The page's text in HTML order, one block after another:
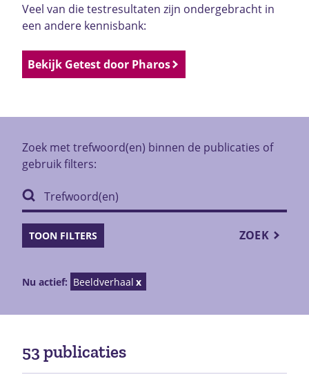
Veel van die testresultaten zijn ondergebracht in
een andere kennisbank:
Bekijk Getest door Pharos
Zoek met trefwoord(en) binnen de publicaties of
gebruik filters:
ZOEK
TOON FILTERS
Nu actief: Beeldverhaal
53 publicaties